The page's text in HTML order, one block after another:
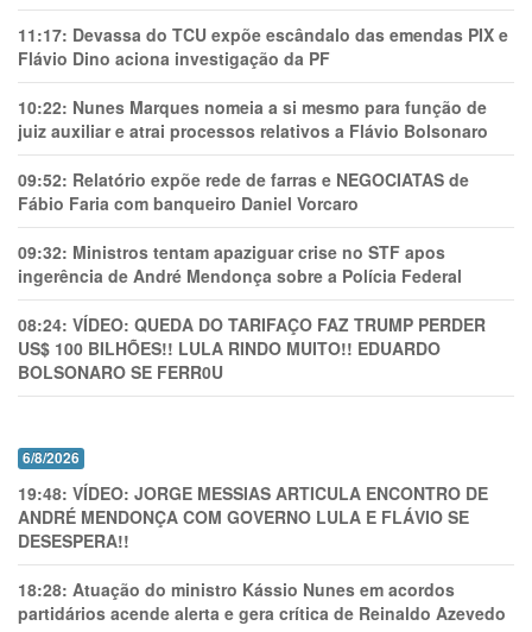
11:17: Devassa do TCU expõe escândalo das emendas PIX e
Flávio Dino aciona investigação da PF
10:22: Nunes Marques nomeia a si mesmo para função de
juiz auxiliar e atrai processos relativos a Flávio Bolsonaro
09:52: Relatório expõe rede de farras e NEGOCIATAS de
Fábio Faria com banqueiro Daniel Vorcaro
09:32: Ministros tentam apaziguar crise no STF apos
ingerência de André Mendonça sobre a Polícia Federal
08:24: VÍDEO: QUEDA DO TARIFAÇO FAZ TRUMP PERDER
US$ 100 BILHÕES!! LULA RINDO MUITO!! EDUARDO
BOLSONARO SE FERR0U
6/8/2026
19:48: VÍDEO: JORGE MESSIAS ARTICULA ENCONTRO DE
ANDRÉ MENDONÇA COM GOVERNO LULA E FLÁVIO SE
DESESPERA!!
18:28: Atuação do ministro Kássio Nunes em acordos
partidários acende alerta e gera crítica de Reinaldo Azevedo